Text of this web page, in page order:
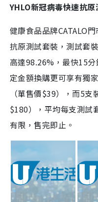
YHLO新冠病毒快速抗
健康食品品牌CATALO
抗原測試套裝，測試套
高達98.26%，最快15
定金額換購更可享有獨
（單售價$39），而5
$180），平均每支測試
有限，售完即止。